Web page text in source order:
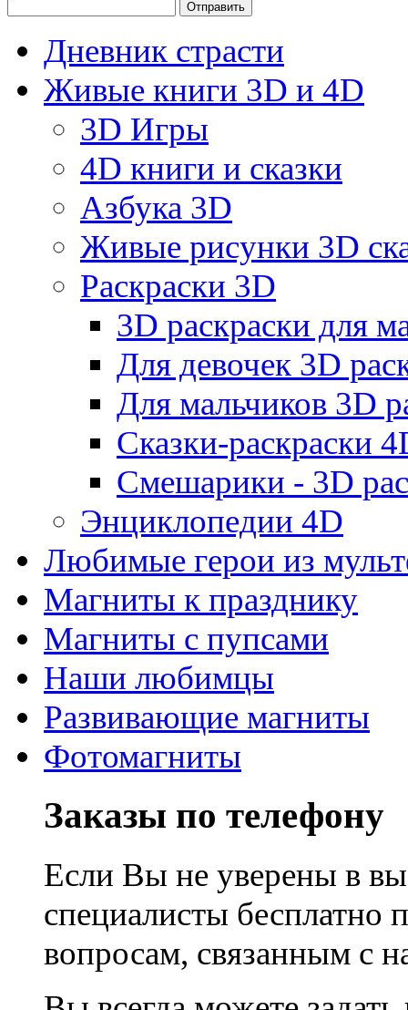
Дневник страсти
Живые книги 3D и 4D
3D Игры
4D книги и сказки
Азбука 3D
Живые рисунки 3D
Раскраски 3D
3D раскраски для
Для девочек 3D
Для мальчиков 3D
Сказки-раскраски
Смешарики - 3D
Энциклопедии 4D
Любимые герои из
Магниты к празднику
Магниты с пупсами
Наши любимцы
Развивающие магниты
Фотомагниты
Заказы по телефону
Если Вы не уверены в
специалисты
вопросам, связанным с